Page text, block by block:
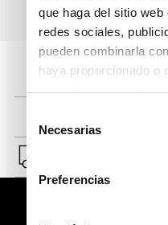
que haga del sitio
redes sociales,
pueden combinarla
haya proporcionado o
partir del uso que
de
consentimiento
Necesarias
Preferencias
Suscríbete